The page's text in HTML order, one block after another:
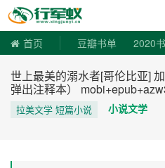
首页 豆瓣书单 2020
世上最美的溺水者[哥伦比亚]
弹出注释本）
拉美文学 短篇小说 小说文学